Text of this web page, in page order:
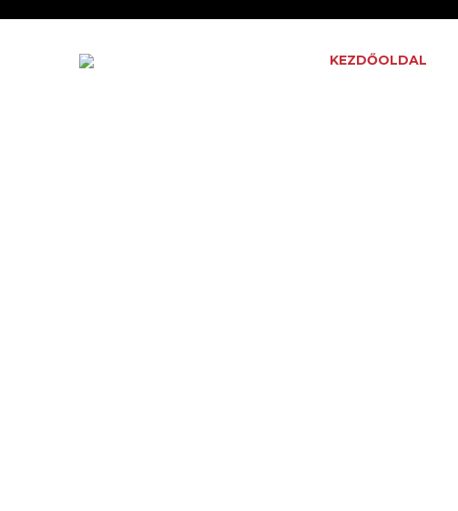
KEZDŐOLDAL